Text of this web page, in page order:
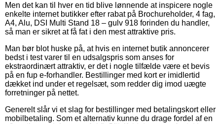
Men det kan til hver en tid blive lønnende at inspicere nogle
enkelte internet butikker efter rabat på Brochureholder, 4 fag,
A4, Alu, DSI Multi Stand 18 – gulv 918 forinden du handler,
så man er sikret at få fat i den mest attraktive pris.
Man bør blot huske på, at hvis en internet butik annoncerer
bedst i test varer til en udsalgspris som anses for
ekstraordinært attraktiv, er det i nogle tilfælde være et bevis
på en fup e-forhandler. Bestillinger med kort er imidlertid
dækket ind under et regelsæt, som redder dig imod uægte
forretninger på nettet.
Generelt slår vi et slag for bestillinger med betalingskort eller
mobilbetaling. Som et alternativ kunne du drage fordel af en